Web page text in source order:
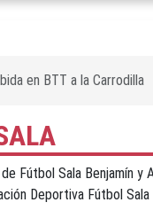
en BTT a la Carrodilla
Fútbol Sala Benjamín y
Deportiva Fútbol